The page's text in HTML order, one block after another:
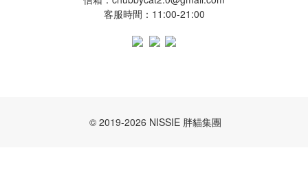
客服時間：11:00-21:00
© 2019-2026 NISSIE 胖貓集團